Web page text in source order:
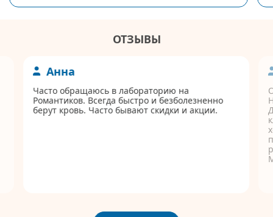
ОТЗЫВЫ
Анна
Часто обращаюсь в лабораторию на
Романтиков. Всегда быстро и безболезненно
берут кровь. Часто бывают скидки и акции.